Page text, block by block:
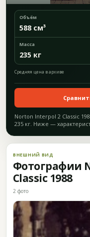
Объём
588 см³
Масса
235 кг
Средняя цена в архиве
Norton Interpol 2 Classic
235 кг. Ниже —
ВНЕШНИЙ ВИД
Фотографии
Classic 1988
2 фото